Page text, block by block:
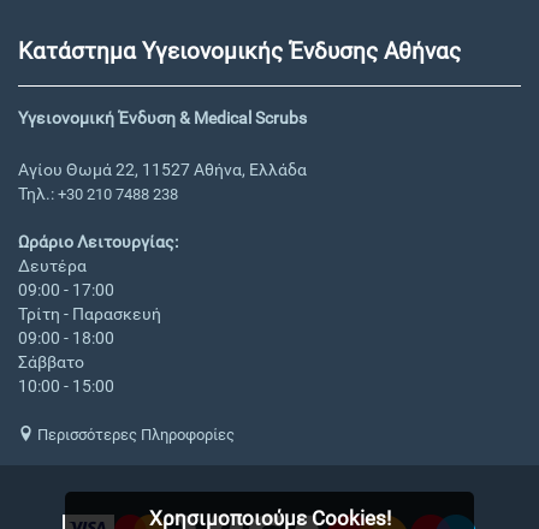
Κατάστημα Υγειονομικής Ένδυσης Αθήνας
Υγειονομική Ένδυση & Medical Scrubs
Αγίου Θωμά 22, 11527 Αθήνα, Ελλάδα
Τηλ.: +30 210 7488 238
Ωράριο Λειτουργίας:
Δευτέρα
09:00 - 17:00
Τρίτη - Παρασκευή
09:00 - 18:00
Σάββατο
10:00 - 15:00
Περισσότερες Πληροφορίες
Χρησιμοποιούμε Cookies!